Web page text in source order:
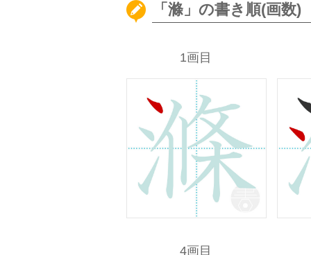
「滌」の書き順(画数)
1画目
4画目